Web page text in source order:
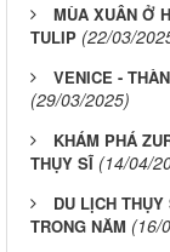
MÙA XUÂN Ở
TULIP (22/03/
VENICE -
(29/03/2025)
KHÁM PHÁ
THỤY SĨ (14/04/
DU LỊCH
TRONG NĂM (16/